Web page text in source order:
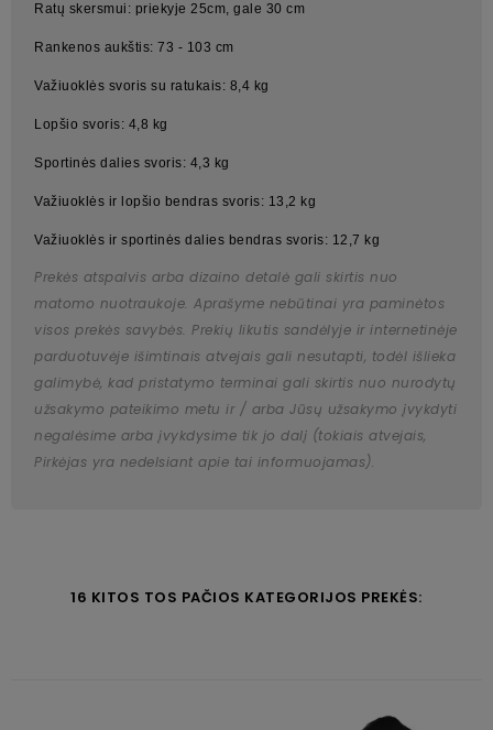
Ratų skersmui: priekyje 25cm, gale 30 cm
Rankenos aukštis: 73 - 103 cm
Važiuoklės svoris su ratukais: 8,4 kg
Lopšio svoris: 4,8 kg
Sportinės dalies svoris: 4,3 kg
Važiuoklės ir lopšio bendras svoris: 13,2 kg
Važiuoklės ir sportinės dalies bendras svoris: 12,7 kg
Prekės atspalvis arba dizaino detalė gali skirtis nuo
matomo nuotraukoje. Aprašyme nebūtinai yra paminėtos
visos prekės savybės. Prekių likutis sandėlyje ir internetinėje
parduotuvėje išimtinais atvejais gali nesutapti, todėl išlieka
galimybė, kad pristatymo terminai gali skirtis nuo nurodytų
užsakymo pateikimo metu ir / arba Jūsų užsakymo įvykdyti
negalėsime arba įvykdysime tik jo dalį (tokiais atvejais,
Pirkėjas yra nedelsiant apie tai informuojamas).
16 KITOS TOS PAČIOS KATEGORIJOS PREKĖS: